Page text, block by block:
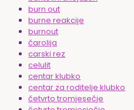
burn out
burne reakcije
burnout
čarolija
carski rez
celulit
centar klubko
centar za roditelje klubko
četvrto tromjesečje